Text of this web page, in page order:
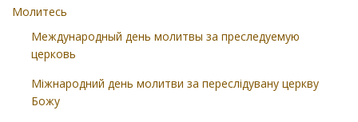
Молитесь
Международный день молитвы за преследуемую
церковь
Міжнародний день молитви за переслідувану церкву
Божу